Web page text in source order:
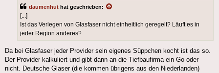
daumenhut hat geschrieben:
[...]
Ist das Verlegen von Glasfaser nicht einheitlich geregelt? Läuft es in
jeder Region anderes?
Da bei Glasfaser jeder Provider sein eigenes Süppchen kocht ist das so.
Der Provider kalkuliert und gibt dann an die Tiefbaufirma ein Go oder
nicht. Deutsche Glaser (die kommen übrigens aus den Niederlanden)